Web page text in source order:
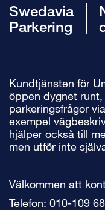
Swedavia
Parkering
Kundtjänsten för
öppen dygnet
parkeringsfrågor
exempel
hjälper också till
men utför inte
Välkommen att
Telefon: 010-109